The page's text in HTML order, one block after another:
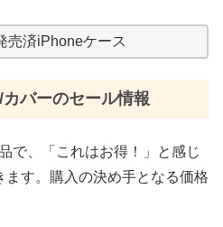
売済iPhoneケース
バーのセール情報
で、「これはお得！」と感じ
す。購入の決め手となる価格